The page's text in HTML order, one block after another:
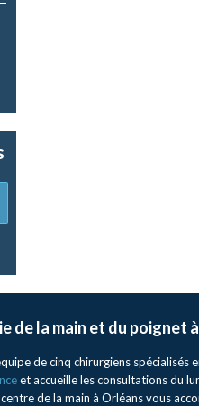
de la main et du poignet
de cinq chirurgiens spécialisés
et accueille les consultations du
de la main à Orléans vous